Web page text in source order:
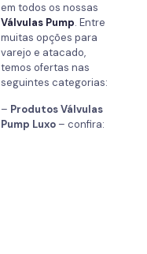
em todos os nossas
Válvulas Pump. Entre
muitas opções para
varejo e atacado,
temos ofertas nas
seguintes categorias:
– Produtos Válvulas
Pump Luxo– confira: